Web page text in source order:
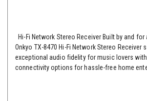
Hi-Fi Network Stereo Receiver Built by and
Onkyo TX-8470 Hi-Fi Network Stereo Receiver
exceptional audio fidelity for music lovers
connectivity options for hassle-free home